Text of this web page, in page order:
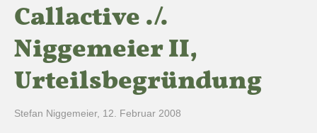
Callactive ./.
Niggemeier II,
Urteilsbegründung
Stefan Niggemeier, 12. Februar 2008